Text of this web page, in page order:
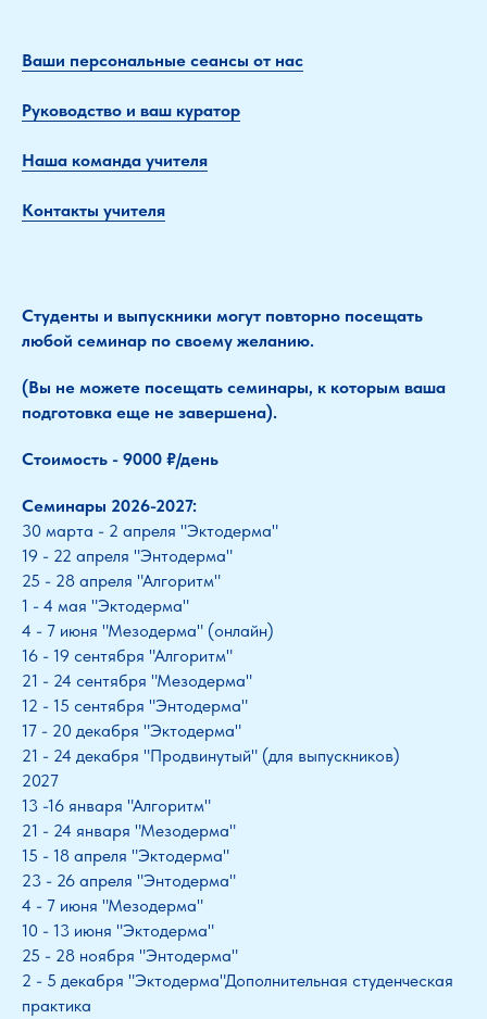
Ваши персональные сеансы от нас
Руководство и ваш куратор
Наша команда учителя
Контакты учителя
Студенты и выпускники могут повторно посещать
любой семинар по своему желанию.
(Вы не можете посещать семинары, к которым ваша
подготовка еще не завершена).
Стоимость - 9000 ₽/день
Семинары 2026-2027:
30 марта - 2 апреля "Эктодерма"
19 - 22 апреля "Энтодерма"
25 - 28 апреля "Алгоритм"
1 - 4 мая "Эктодерма"
4 - 7 июня "Мезодерма" (онлайн)
16 - 19 сентября "Алгоритм"
21 - 24 сентября "Мезодерма"
12 - 15 сентября "Энтодерма"
17 - 20 декабря "Эктодерма"
21 - 24 декабря "Продвинутый" (для выпускников)
2027
13 -16 января "Алгоритм"
21 - 24 января "Мезодерма"
15 - 18 апреля "Эктодерма"
23 - 26 апреля "Энтодерма"
4 - 7 июня "Мезодерма"
10 - 13 июня "Эктодерма"
25 - 28 ноября "Энтодерма"
2 - 5 декабря "Эктодерма"Дополнительная студенческая
практика